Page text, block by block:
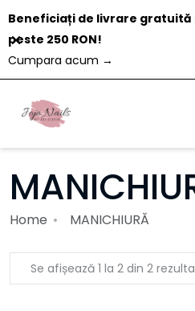
Beneficiați de livrare gratuită
peste 250 RON!
Cumpara acum →
Închide
Home MANICHIURĂ
Se afișează 1 la 2 din 2